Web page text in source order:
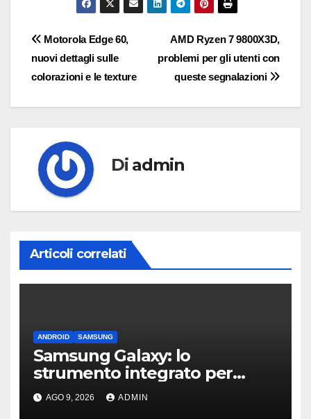
Navigazione
articoli
AMD Ryzen 7 9800X3D,
problemi per gli utenti con
queste segnalazioni
Motorola Edge 60,
nuovi dettagli sulle
colorazioni e le texture
Di admin
Articoli correlati
ANDROID SAMSUNG
Samsung Galaxy: lo
strumento integrato per
liberare spazio sullo
smartphone
AGO 9, 2026 ADMIN